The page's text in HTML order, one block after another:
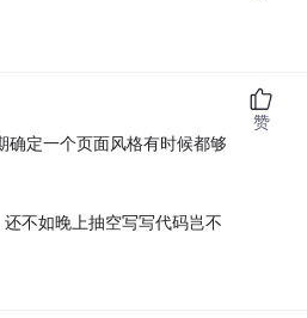
确定一个页面风格有时候都够
不如晚上抽空写写代码岂不
赞